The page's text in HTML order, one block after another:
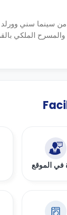
من سينما سني
الملكي
في الموقع